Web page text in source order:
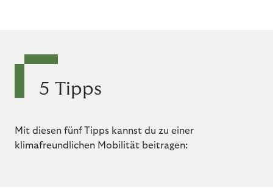
5 Tipps
Mit diesen fünf Tipps kannst du zu einer
klimafreundlichen Mobilität beitragen: